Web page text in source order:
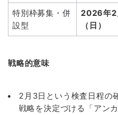
特別枠募集・併
設型
2026年2
（日）
戦略的意味
2月3日という検査日程の
戦略を決定づける「アン